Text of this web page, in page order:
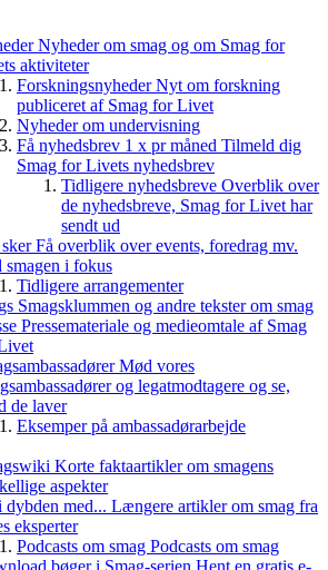
Nyheder om smag og om Smag for
aktiviteter
ForskningsnyhederNyt om forskning
publiceret af Smag for Livet
Nyheder om undervisning
Få nyhedsbrev 1 x pr måned Tilmeld dig
Smag for Livets nyhedsbrev
Tidligere nyhedsbreve Overblik over
de nyhedsbreve, Smag for Livet har
sendt ud
Få overblik over events, foredrag mv.
smagen i fokus
Tidligere arrangementer
Smagsklummen og andre tekster om smag
Pressemateriale og medieomtale af Smag
Mød vores
og legatmodtagere og se,
de laver
Eksemper på ambassadørarbejde
Korte faktaartikler om smagens
aspekter
dybden med... Længere artikler om smag fra
eksperter
Podcasts om smag Podcasts om smag
bøger i Smag-serien Hent en gratis e-